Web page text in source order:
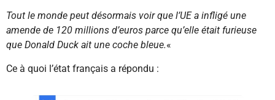
Tout le monde peut désormais voir que l’UE a infligé une
amende de 120 millions d’euros parce qu’elle était furieuse
que Donald Duck ait une coche bleue.«
Ce à quoi l’état français a répondu :